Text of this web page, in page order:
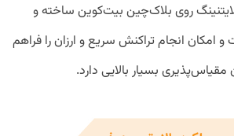
روی بلاک‌چین بیت‌کوین ساخته و
انجام تراکنش سریع و ارزان را فراهم
مقیاس‌پذیری بسیار بالایی دارد.